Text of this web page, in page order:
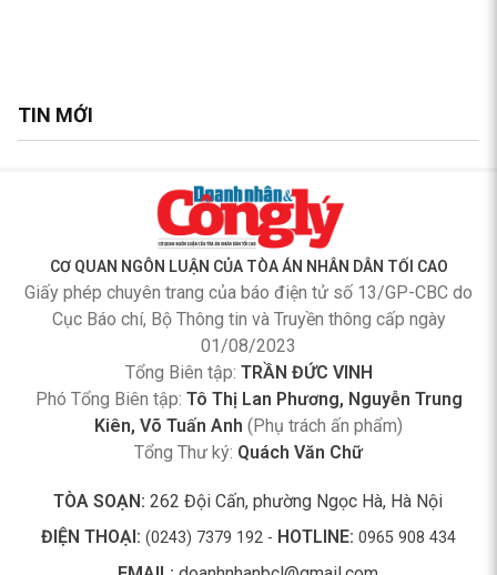
TIN MỚI
CƠ QUAN NGÔN LUẬN CỦA TÒA ÁN NHÂN DÂN TỐI CAO
Giấy phép chuyên trang của báo điện tử số 13/GP-CBC do
Cục Báo chí, Bộ Thông tin và Truyền thông cấp ngày
01/08/2023
Tổng Biên tập: TRẦN ĐỨC VINH
Phó Tổng Biên tập: Tô Thị Lan Phương, Nguyễn Trung
Kiên, Võ Tuấn Anh (Phụ trách ấn phẩm)
Tổng Thư ký: Quách Văn Chữ
TÒA SOẠN: 262 Đội Cấn, phường Ngọc Hà, Hà Nội
ĐIỆN THOẠI: (0243) 7379 192 - HOTLINE: 0965 908 434